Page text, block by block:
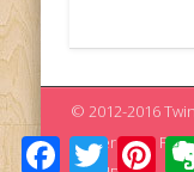
© 2012-2016
Powered by
FacebookTwitter